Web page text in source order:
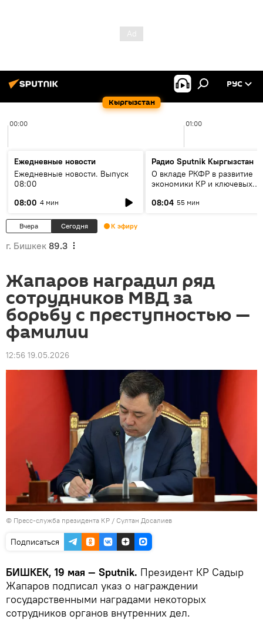
Кыргызстан
РУС
00:00 01:00
Ежедневные новости
Ежедневные новости. Выпуск
08:00
08:00 4 мин
Радио Sputnik Кыргызстан
О вкладе РКФР в развитие
экономики КР и ключевых
08:04 55 мин
Вчера Сегодня К эфиру
г. Бишкек 89.3
Жапаров наградил ряд
сотрудников МВД за
борьбу с преступностью —
фамилии
12:56 19.05.2026
© Пресс-служба президента КР / Султан Досалиев
Подписаться
БИШКЕК, 19 мая — Sputnik. Президент КР Садыр
Жапаров подписал указ о награждении
государственными наградами некоторых
сотрудников органов внутренних дел.